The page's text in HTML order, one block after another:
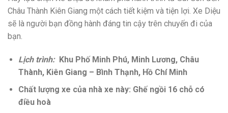
Châu Thành Kiên Giang một cách tiết kiệm và tiện lợi. Xe Diệu
sẽ là người bạn đồng hành đáng tin cậy trên chuyến đi của
bạn.
Lịch trình: Khu Phố Minh Phú, Minh Lương, Châu
Thành, Kiên Giang – Bình Thạnh, Hồ Chí Minh
Chất lượng xe của nhà xe này: Ghế ngồi 16 chỗ có
điều hoà